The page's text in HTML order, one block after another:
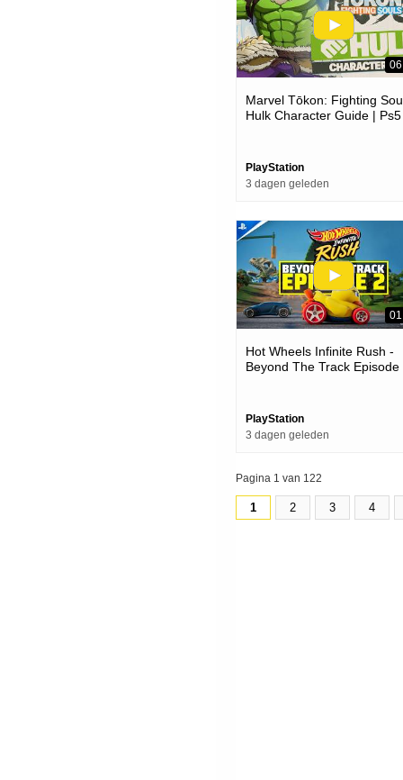
Marvel Tōkon: Fighting
Hulk Character Guide |
PlayStation
3 dagen geleden
Hot Wheels Infinite Rush -
Beyond The Track Episode
PlayStation
3 dagen geleden
Pagina 1 van 122
1 2 3 4